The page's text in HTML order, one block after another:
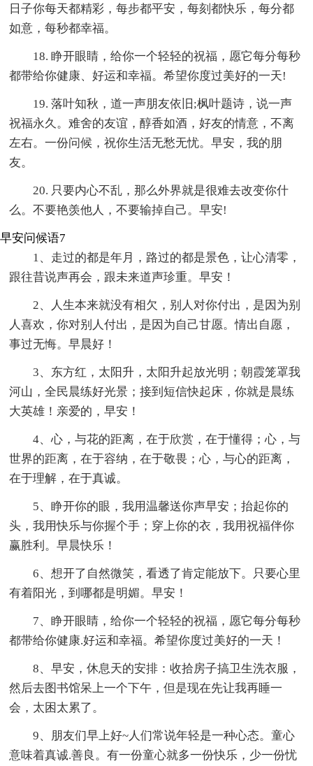
日子你每天都精彩，每步都平安，每刻都快乐，每分都
如意，每秒都幸福。
18. 睁开眼睛，给你一个轻轻的祝福，愿它每分每秒
都带给你健康、好运和幸福。希望你度过美好的一天!
19. 落叶知秋，道一声朋友依旧;枫叶题诗，说一声
祝福永久。难舍的友谊，醇香如酒，好友的情意，不离
左右。一份问候，祝你生活无愁无忧。早安，我的朋
友。
20. 只要内心不乱，那么外界就是很难去改变你什
么。不要艳羡他人，不要输掉自己。早安!
早安问候语7
1、走过的都是年月，路过的都是景色，让心清零，
跟往昔说声再会，跟未来道声珍重。早安！
2、人生本来就没有相欠，别人对你付出，是因为别
人喜欢，你对别人付出，是因为自己甘愿。情出自愿，
事过无悔。早晨好！
3、东方红，太阳升，太阳升起放光明；朝霞笼罩我
河山，全民晨练好光景；接到短信快起床，你就是晨练
大英雄！亲爱的，早安！
4、心，与花的距离，在于欣赏，在于懂得；心，与
世界的距离，在于容纳，在于敬畏；心，与心的距离，
在于理解，在于真诚。
5、睁开你的眼，我用温馨送你声早安；抬起你的
头，我用快乐与你握个手；穿上你的衣，我用祝福伴你
赢胜利。早晨快乐！
6、想开了自然微笑，看透了肯定能放下。只要心里
有着阳光，到哪都是明媚。早安！
7、睁开眼睛，给你一个轻轻的祝福，愿它每分每秒
都带给你健康.好运和幸福。希望你度过美好的一天！
8、早安，休息天的安排：收拾房子搞卫生洗衣服，
然后去图书馆呆上一个下午，但是现在先让我再睡一
会，太困太累了。
9、朋友们早上好~人们常说年轻是一种心态。童心
意味着真诚.善良。有一份童心就多一份快乐，少一份忧